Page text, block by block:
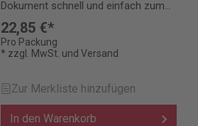
Dokument schnell und einfach zum
Premiumprodukt.
22,85 €*
Pro Packung
* zzgl. MwSt. und Versand
Zur Merkliste hinzufügen
In den Warenkorb